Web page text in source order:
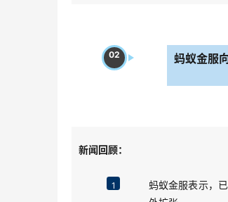
02 蚂蚁金服
新闻回顾：
1
蚂蚁金服表示，